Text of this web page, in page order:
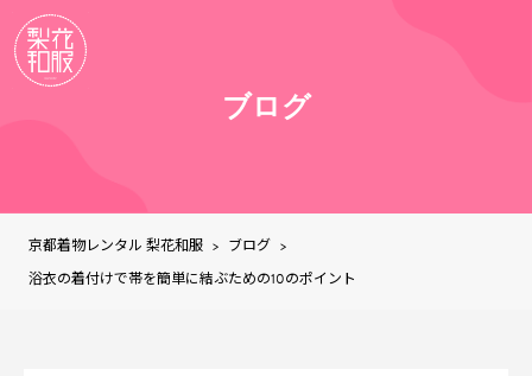
ブログ
京都着物レンタル 梨花和服 > ブログ >
浴衣の着付けで帯を簡単に結ぶための10のポイント